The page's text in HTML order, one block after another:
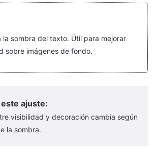
la sombra del texto. Útil para mejorar
sobre imágenes de fondo.
ajuste:
visibilidad y decoración cambia según
la sombra.